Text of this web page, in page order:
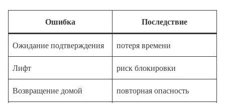
Ошибка Последствие
Ожидание подтверждения потеря времени
Лифт риск блокировки
Возвращение домой повторная опасность